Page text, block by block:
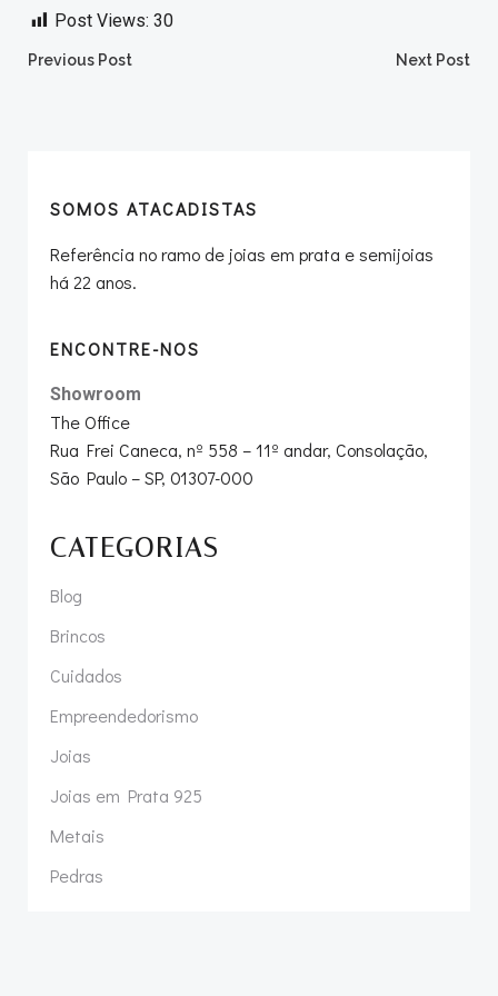
Post Views: 30
Post
Previous Post Next Post
SOMOS ATACADISTAS
Referência no ramo de joias em prata e semijoias
há 22 anos.
ENCONTRE-NOS
Showroom
The Office
Rua Frei Caneca, nº 558 – 11º andar, Consolação,
São Paulo – SP, 01307-000
CATEGORIAS
Blog
Brincos
Cuidados
Empreendedorismo
Joias
Joias em Prata 925
Metais
Pedras